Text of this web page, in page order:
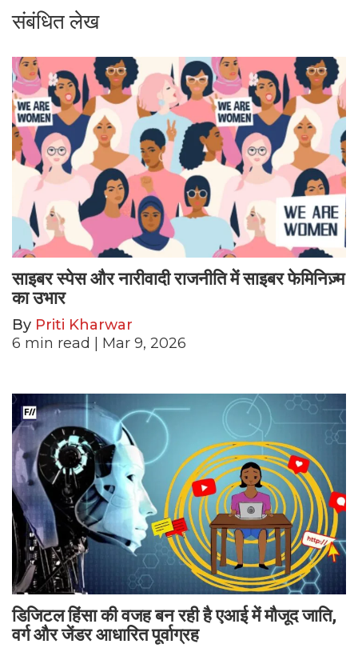
संबंधित लेख
साइबर स्पेस और नारीवादी राजनीति में साइबर फेमिनिज़्म
का उभार
By Priti Kharwar
6 min read | Mar 9, 2026
डिजिटल हिंसा की वजह बन रही है एआई में मौजूद जाति,
वर्ग और जेंडर आधारित पूर्वाग्रह